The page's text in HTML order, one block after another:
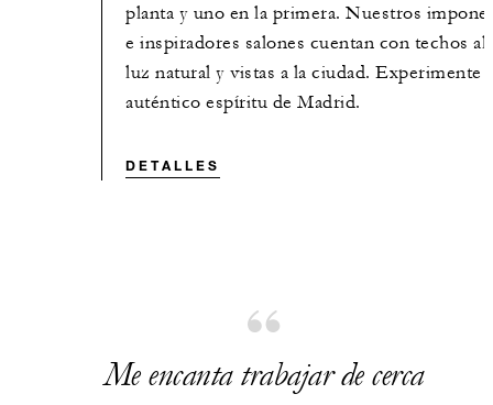
planta y uno en la primera. Nuestros
e inspiradores salones cuentan con techos
luz natural y vistas a la ciudad. Experimente
auténtico espíritu de Madrid.
DETALLES
Me encanta trabajar de cerca